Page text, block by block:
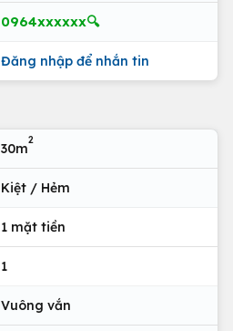
0964xxxxxx🔍
Đăng nhập để nhắn tin
30m
2
Kiệt / Hẻm
1 mặt tiền
1
Vuông vắn